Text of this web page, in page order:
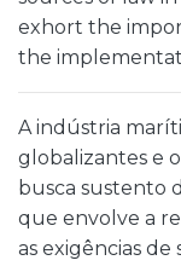
exhort the
the
A indústria
globalizantes e
busca sustento
que envolve a
as exigências